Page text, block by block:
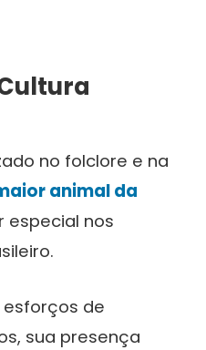
no folclore e na
animal da
especial nos
esforços de
sua presença